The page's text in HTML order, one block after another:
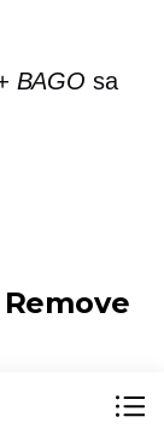
BAGO sa
ari ng site